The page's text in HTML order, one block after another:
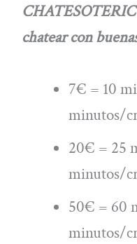
chatear con
7€ = 10
minutos/
20€ = 25
minutos/
50€ = 60
minutos/